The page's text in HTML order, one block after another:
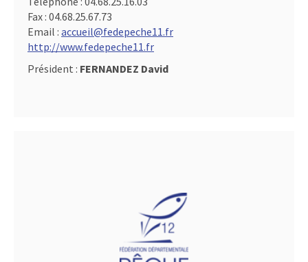
Fax : 04.68.25.67.73
Email : accueil@fedepeche11.fr
http://www.fedepeche11.fr
Président : FERNANDEZ David